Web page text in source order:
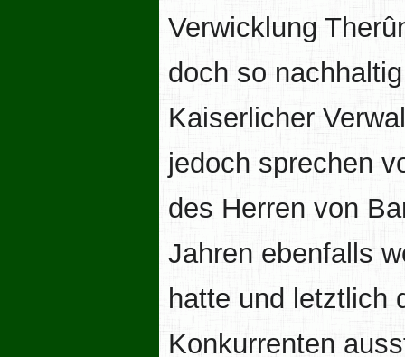
Verwicklung
doch so
Kaiserlicher
jedoch sprechen
des Herren von
Jahren ebenfalls
hatte und letztlich
Konkurrenten